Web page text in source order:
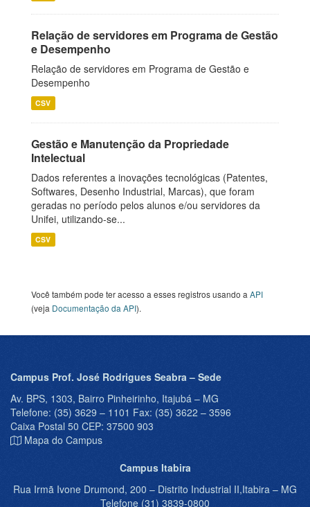
Relação de servidores em Programa de Gestão
e Desempenho
Relação de servidores em Programa de Gestão e
Desempenho
CSV
Gestão e Manutenção da Propriedade
Intelectual
Dados referentes a inovações tecnológicas (Patentes,
Softwares, Desenho Industrial, Marcas), que foram
geradas no período pelos alunos e/ou servidores da
Unifei, utilizando-se...
CSV
Você também pode ter acesso a esses registros usando a API
(veja Documentação da API).
Campus Prof. José Rodrigues Seabra – Sede
Av. BPS, 1303, Bairro Pinheirinho, Itajubá – MG
Telefone: (35) 3629 – 1101 Fax: (35) 3622 – 3596
Caixa Postal 50 CEP: 37500 903
Mapa do Campus
Campus Itabira
Rua Irmã Ivone Drumond, 200 – Distrito Industrial II,Itabira – MG
Telefone (31) 3839-0800